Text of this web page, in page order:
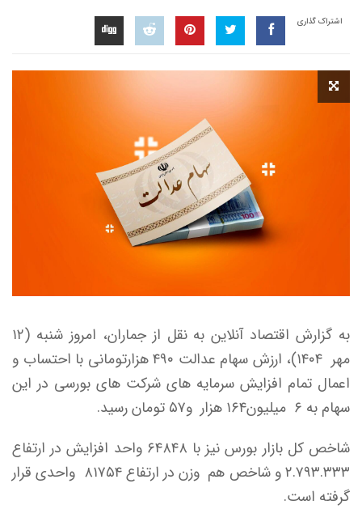
اشتراک گذاری
به گزارش اقتصاد آنلاین به نقل از جماران، امروز شنبه (۱۲
مهر ۱۴۰۴)، ارزش سهام عدالت ۴۹۰ هزارتومانی با احتساب و
اعمال تمام افزایش سرمایه های شرکت های بورسی در این
سهام به ۶ میلیون۱۶۴ هزار و۵۷ تومان رسید.
شاخص کل بازار بورس نیز با ۶۴۸۴۸ واحد افزایش در ارتفاع
۲.۷۹۳.۳۳۳ و شاخص هم وزن در ارتفاع ۸۱۷۵۴ واحدی قرار
گرفته است.